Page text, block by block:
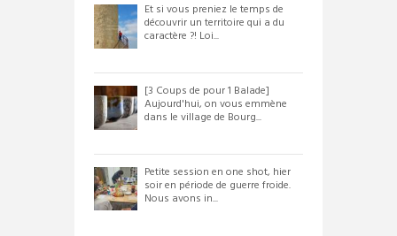
Et si vous preniez le temps de
découvrir un territoire qui a du
caractère ?! Loi...
[3 Coups de pour 1 Balade]
Aujourd'hui, on vous emmène
dans le village de Bourg...
Petite session en one shot, hier
soir en période de guerre froide.
Nous avons in...